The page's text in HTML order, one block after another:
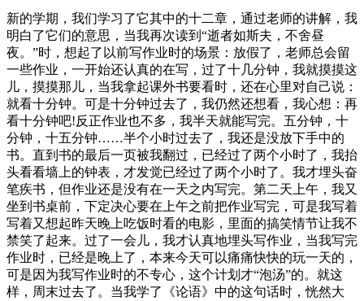
新的学期，我们学习了它其中的十二章，通过老师的讲解，我
明白了它们的意思，当我再次读到“逝者如斯夫，不舍昼
夜。”时，想起了以前写作业时的场景：放假了，老师总会留
一些作业，一开始还认真的在写，过了十几分钟，我就摸摸这
儿，摸摸那儿，当我拿起课外书要看时，还在心里对自己说：
就看十分钟。可是十分钟过去了，我仍然还想看，我心想：再
看十分钟吧!反正作业也不多，我半天就能写完。五分钟，十
分钟，十五分钟……半个小时过去了，我还是没放下手中的
书。直到书的最后一页被我翻过，已经过了两个小时了，我抬
头看看墙上的钟表，才发觉已经过了两个小时了。我才埋头奋
笔疾书，但作业还是没有在一天之内写完。第二天上午，我又
坐到书桌前，下定决心要在上午之前把作业写完，可是我写着
写着又想起昨天晚上吃饭时看的电影，里面的搞笑情节让我不
禁笑了起来。过了一会儿，我才认真地埋头写作业，当我写完
作业时，已经是晚上了，本来今天可以痛痛快快的玩一天的，
可是因为我写作业时的不专心，这个计划才“泡汤”的。就这
样，周末过去了。当我学了《论语》中的这句话时，恍然大